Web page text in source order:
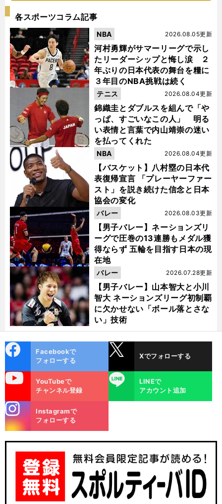
各スポーツコラム記事
河村勇輝がサマーリーグで示し
たリーダーシップと悔し涙 ２
年ぶりの日本代表の舞台を糧に
３年目のNBA挑戦は続く
2026.08.05更新
NBA
錦織圭とダブルスを組んで「や
っぱ、すごいなこの人」 明る
い表情と言葉で内山靖崇の迷い
を払ってくれた
2026.08.04更新
テニス
【バスケット】八村塁の日本代
表復帰宣言 「プレーヤーファー
スト」を説き続けた信念と日本
協会の変化
2026.08.04更新
NBA
【男子バレー】ネーションズリ
ーグで圧巻の13連勝もメダル獲
得ならず 五輪を目指す日本の現
在地
2026.08.03更新
バレー
【男子バレー】山本智大と小川
智大 ネーションズリーグ初制覇
に欠かせない「ボール落とさな
い」技術
2026.07.28更新
バレー
ok
Facebookで
フォローする
Xでフォローする
YouTubeで
チャンネル登録
LINE
LINEで
アカウント追加
m
Instagramで
フォローする